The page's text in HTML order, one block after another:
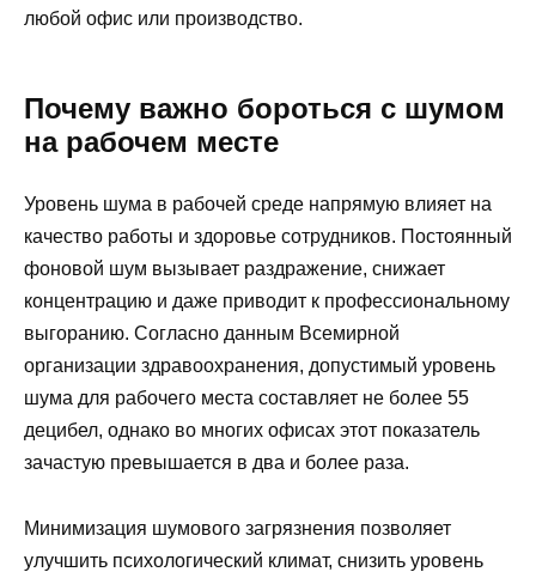
любой офис или производство.
Почему важно бороться с шумом
на рабочем месте
Уровень шума в рабочей среде напрямую влияет на
качество работы и здоровье сотрудников. Постоянный
фоновой шум вызывает раздражение, снижает
концентрацию и даже приводит к профессиональному
выгоранию. Согласно данным Всемирной
организации здравоохранения, допустимый уровень
шума для рабочего места составляет не более 55
децибел, однако во многих офисах этот показатель
зачастую превышается в два и более раза.
Минимизация шумового загрязнения позволяет
улучшить психологический климат, снизить уровень